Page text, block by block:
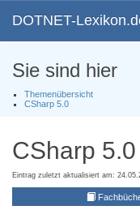
DOTNET-
Sie sind hier
Themenübersicht
CSharp 5.0
CSharp
Eintrag zuletzt aktualisiert am: